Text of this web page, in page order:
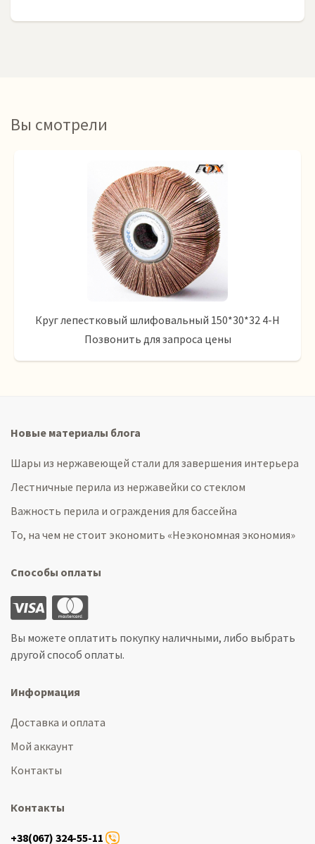
Вы смотрели
Круг лепестковый шлифовальный 150*30*32 4-Н
Позвонить для запроса цены
Новые материалы блога
Шары из нержавеющей стали для завершения интерьера
Лестничные перила из нержавейки со стеклом
Важность перила и ограждения для бассейна
То, на чем не стоит экономить «Неэкономная экономия»
Способы оплаты
Вы можете оплатить покупку наличными, либо выбрать
другой способ оплаты.
Информация
Доставка и оплата
Мой аккаунт
Контакты
Контакты
+38(067) 324-55-11